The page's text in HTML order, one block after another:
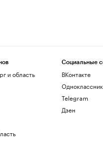
и область
Социальные
ВКонтакте
Telegram
Дзен